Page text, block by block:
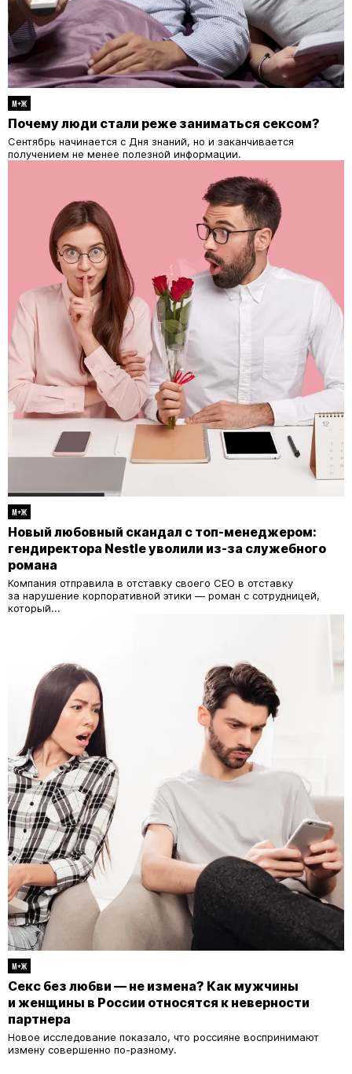
М+Ж
Почему люди стали реже заниматься сексом?
Сентябрь начинается с Дня знаний, но и заканчивается
получением не менее полезной информации.
М+Ж
Новый любовный скандал с топ-менеджером:
гендиректора Nestle уволили из-за служебного
романа
Компания отправила в отставку своего CEO в отставку
за нарушение корпоративной этики — роман с сотрудницей,
который...
М+Ж
Секс без любви — не измена? Как мужчины
и женщины в России относятся к неверности
партнера
Новое исследование показало, что россияне воспринимают
измену совершенно по-разному.